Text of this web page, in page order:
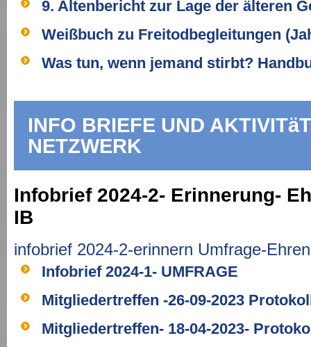
9. Altenbericht zur Lage der älteren
Weißbuch zu Freitodbegleitungen
Was tun, wenn jemand stirbt?
INFO BRIEFE UND
NETZWERK
Infobrief 2024-2- Erinnerung-
IB
infobrief 2024-2-erinnern Umfrage-
Infobrief 2024-1- UMFRAGE
Mitgliedertreffen -26-09-2023
Mitgliedertreffen- 18-04-2023-